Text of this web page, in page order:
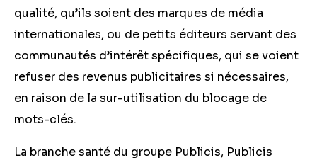
qualité, qu’ils soient des marques de média
internationales, ou de petits éditeurs servant des
communautés d’intérêt spécifiques, qui se voient
refuser des revenus publicitaires si nécessaires,
en raison de la sur-utilisation du blocage de
mots-clés.
La branche santé du groupe Publicis, Publicis